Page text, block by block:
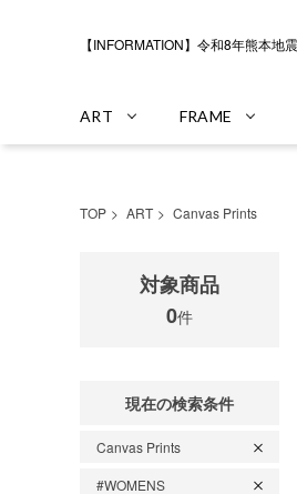
ART FRAME
TOP ART Canvas Prints
対象商品
0件
現在の検索条件
Canvas Prints
#WOMENS